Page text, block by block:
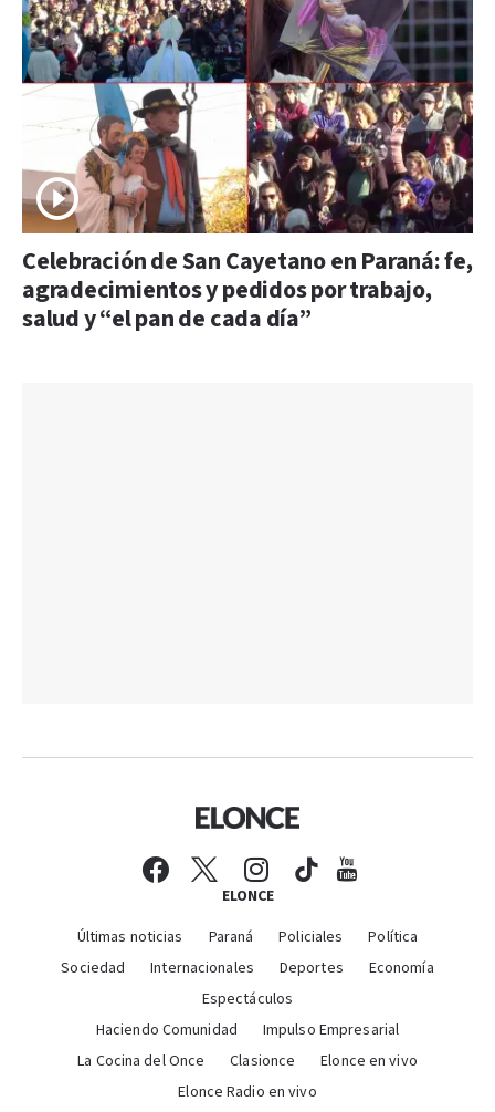
Celebración de San Cayetano en Paraná: fe,
agradecimientos y pedidos por trabajo,
salud y “el pan de cada día”
ELONCE
Últimas noticias Paraná Policiales
Política
Sociedad
Internacionales Deportes
Economía
Espectáculos
Haciendo Comunidad
Impulso Empresarial
La Cocina del Once
Clasionce
Elonce en vivo
Elonce Radio en vivo